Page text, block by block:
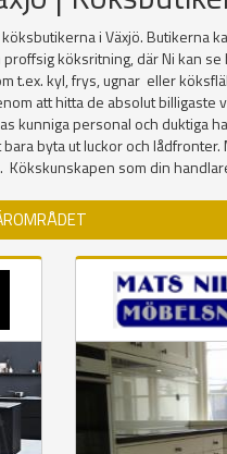
i Växjö. Butikerna
köksritning, där Ni kan
t.ex. kyl, frys, ugnar eller
att hitta de absolut
kunniga personal och duktiga
byta ut luckor och
som din